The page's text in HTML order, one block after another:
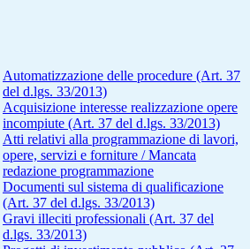
Automatizzazione delle procedure (Art. 37
del d.lgs. 33/2013)
Acquisizione interesse realizzazione opere
incompiute (Art. 37 del d.lgs. 33/2013)
Atti relativi alla programmazione di lavori,
opere, servizi e forniture / Mancata
redazione programmazione
Documenti sul sistema di qualificazione
(Art. 37 del d.lgs. 33/2013)
Gravi illeciti professionali (Art. 37 del
d.lgs. 33/2013)